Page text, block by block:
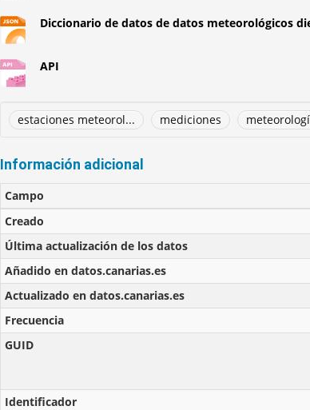
Diccionario de datos de datos meteorológicos
API
estaciones meteorol... mediciones
Información adicional
Campo
Creado
Última actualización de los datos
Añadido en datos.canarias.es
Actualizado en datos.canarias.es
Frecuencia
GUID
Identificador